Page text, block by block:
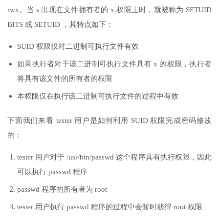
rwx。当 s 出现在文件拥有者的 x 权限上时，就被称为 SETUID
BITS 或 SETUID ，其特点如下：
SUID 权限仅对二进制可执行文件有效
如果执行者对于该二进制可执行文件具有 x 的权限，执行者
将具有该文件的所有者的权限
本权限仅在执行该二进制可执行文件的过程中有效
下面我们来看 tester 用户是如何利用 SUID 权限完成密码修改
的：
tester 用户对于 /usr/bin/passwd 这个程序具有执行权限，因此
可以执行 passwd 程序
passwd 程序的所有者为 root
tester 用户执行 passwd 程序的过程中会暂时获得 root 权限